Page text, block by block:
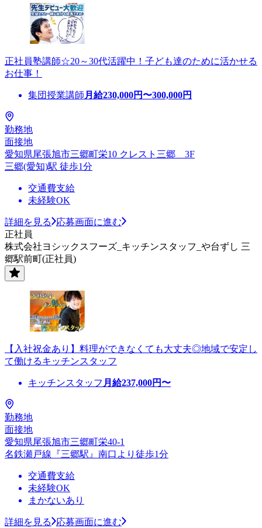
正社員塾講師☆20～30代活躍中！子ども達のために活かせる
お仕事！
集団授業講師 月給230,000円〜300,000円
勤務地
面接地
愛知県尾張旭市三郷町栄10 クレスト三郷 3F
三郷(愛知)駅 徒歩1分
交通費支給
未経験OK
詳細を見る
応募画面に進む
正社員
株式会社ヨシックスフーズ_キッチンスタッフ_や台ずし 三
郷駅前町(正社員)
【入社祝金あり】料理ができなくても大丈夫◎地域で安定し
て働けるキッチンスタッフ
キッチンスタッフ 月給237,000円〜
勤務地
面接地
愛知県尾張旭市三郷町栄40-1
名鉄瀬戸線『三郷駅』南口より徒歩1分
交通費支給
未経験OK
まかないあり
詳細を見る
応募画面に進む